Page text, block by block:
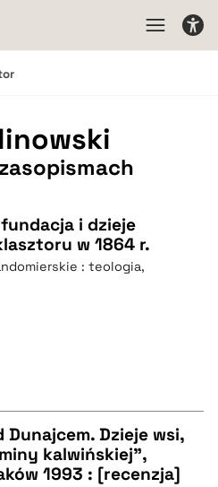
i dzieje
w 1864 r.
: teologia,
Dzieje wsi,
kalwińskiej",
1993 : [recenzja]